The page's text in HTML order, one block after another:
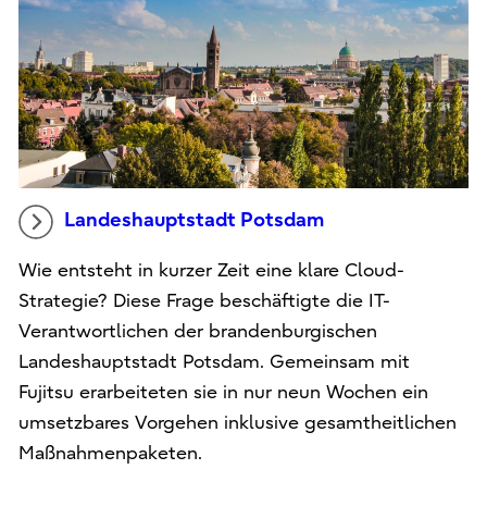
Landeshauptstadt Potsdam
Wie entsteht in kurzer Zeit eine klare Cloud-
Strategie? Diese Frage beschäftigte die IT-
Verantwortlichen der brandenburgischen
Landeshauptstadt Potsdam. Gemeinsam mit
Fujitsu erarbeiteten sie in nur neun Wochen ein
umsetzbares Vorgehen inklusive gesamtheitlichen
Maßnahmenpaketen.